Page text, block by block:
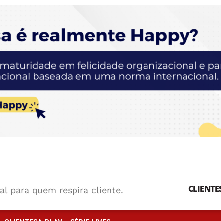
para quem respira cliente.